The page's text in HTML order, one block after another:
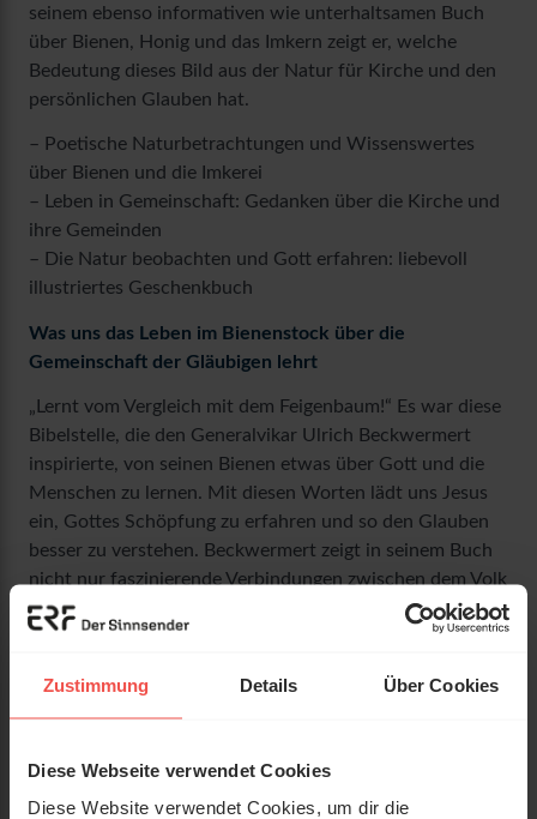
Zustimmung Details Über Cookies
Diese Webseite verwendet Cookies
Diese Website verwendet Cookies, um dir die
seinem ebenso informativen wie unterhaltsamen Buch
über Bienen, Honig und das Imkern zeigt er, welche
Bedeutung dieses Bild aus der Natur für Kirche und den
persönlichen Glauben hat.
– Poetische Naturbetrachtungen und Wissenswertes
über Bienen und die Imkerei
– Leben in Gemeinschaft: Gedanken über die Kirche und
ihre Gemeinden
– Die Natur beobachten und Gott erfahren: liebevoll
illustriertes Geschenkbuch
Was uns das Leben im Bienenstock über die
Gemeinschaft der Gläubigen lehrt
„Lernt vom Vergleich mit dem Feigenbaum!“ Es war diese
Bibelstelle, die den Generalvikar Ulrich Beckwermert
inspirierte, von seinen Bienen etwas über Gott und die
Menschen zu lernen. Mit diesen Worten lädt uns Jesus
ein, Gottes Schöpfung zu erfahren und so den Glauben
besser zu verstehen. Beckwermert zeigt in seinem Buch
nicht nur faszinierende Verbindungen zwischen dem Volk
der Bienen und dem der Kirche auf. Er beschreibt,
warum Nachhaltigkeit und Artenschutz zutiefst
Verantwortung, uns für die Bewahrung der Schöpfung
einzusetzen“. „Wie das Summen der Bienen“ ist ein
bewahren wollen!